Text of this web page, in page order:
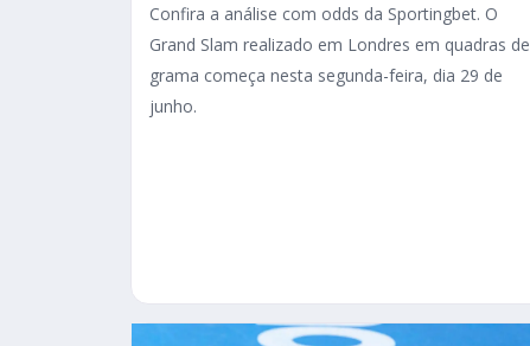
Confira a análise com odds da Sportingbet. O
Grand Slam realizado em Londres em quadras de
grama começa nesta segunda-feira, dia 29 de
junho.